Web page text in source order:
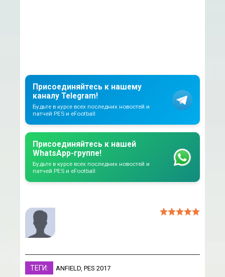
Присоединяйтесь к нашему
каналу Telegram!
Будьте в курсе всех последних новостей и
патчей PES и eFootball
Присоединяйтесь к нашей
WhatsApp-группе!
Будьте в курсе всех последних новостей и
патчей PES и eFootball
ТЕГИ: ANFIELD, PES 2017